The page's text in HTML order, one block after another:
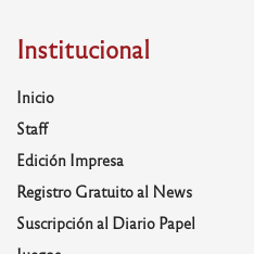
Institucional
Inicio
Staff
Edición Impresa
Registro Gratuito al News
Suscripción al Diario Papel